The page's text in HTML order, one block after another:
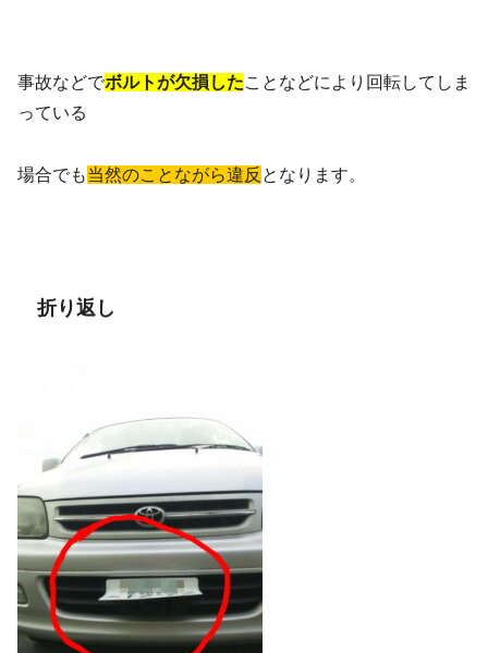
事故などでボルトが欠損したことなどにより回転してしま
っている
場合でも当然のことながら違反 となります。
折り返し